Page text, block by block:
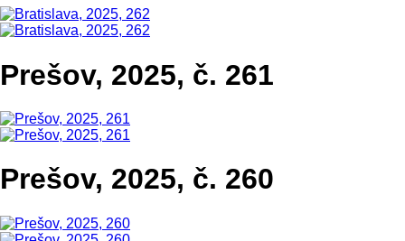
Prešov, 2025, č. 261
Prešov, 2025, č. 260